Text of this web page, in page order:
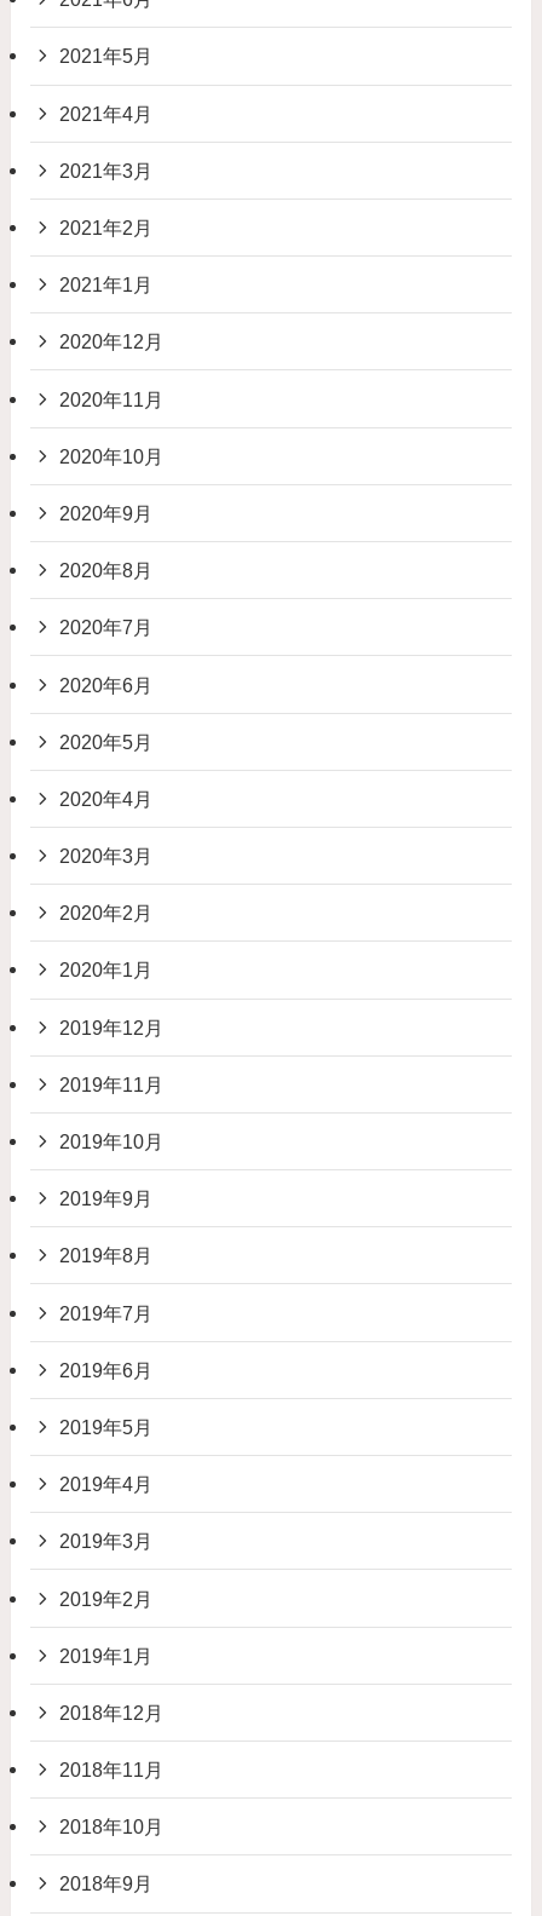
2021年5月
2021年4月
2021年3月
2021年2月
2021年1月
2020年12月
2020年11月
2020年10月
2020年9月
2020年8月
2020年7月
2020年6月
2020年5月
2020年4月
2020年3月
2020年2月
2020年1月
2019年12月
2019年11月
2019年10月
2019年9月
2019年8月
2019年7月
2019年6月
2019年5月
2019年4月
2019年3月
2019年2月
2019年1月
2018年12月
2018年11月
2018年10月
2018年9月